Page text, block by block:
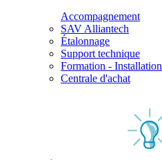
Accompagnement
SAV Alliantech
Étalonnage
Support technique
Formation - Installation
Centrale d'achat